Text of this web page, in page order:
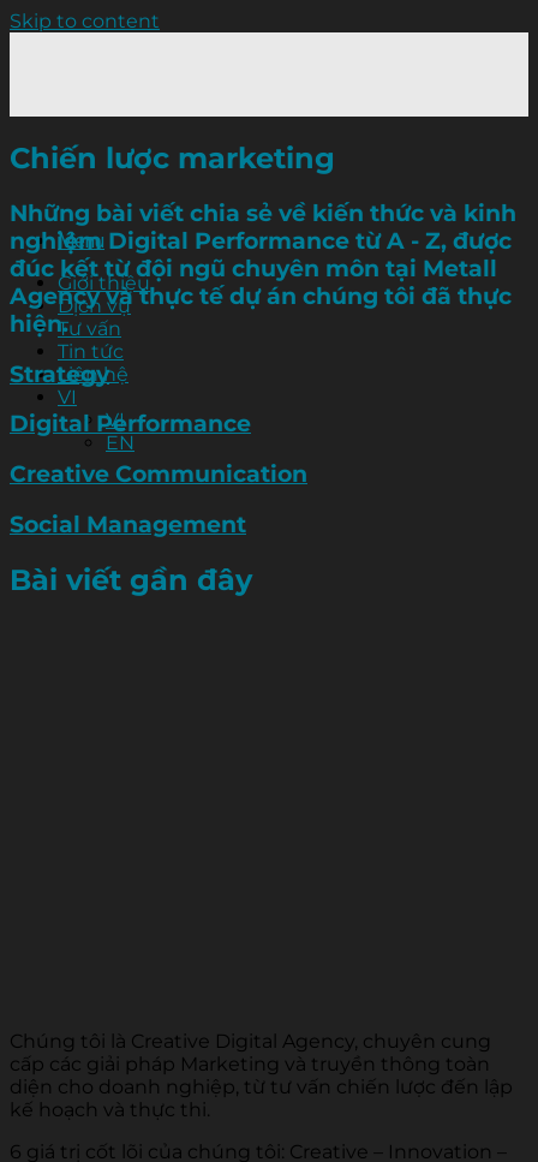
Skip to content
Menu
Giới thiệu
Dịch vụ
Tư vấn
Tin tức
Liên hệ
VI
VI
EN
Chiến lược marketing
Những bài viết chia sẻ về kiến thức và kinh
nghiệm Digital Performance từ A - Z, được
đúc kết từ đội ngũ chuyên môn tại Metall
Agency và thực tế dự án chúng tôi đã thực
hiện.
Strategy
Digital Performance
Creative Communication
Social Management
Bài viết gần đây
Chúng tôi là Creative Digital Agency, chuyên cung
cấp các giải pháp Marketing và truyền thông toàn
diện cho doanh nghiệp, từ tư vấn chiến lược đến lập
kế hoạch và thực thi.
6 giá trị cốt lõi của chúng tôi: Creative – Innovation –